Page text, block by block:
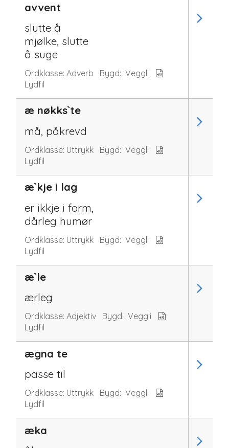
avvent
slutte å
mjølke, slutte
å suge
Ordklasse: Adverb Bygd: Veggli
Lydfil
æ nøkks`te
må, påkrevd
Ordklasse: Uttrykk Bygd: Veggli
Lydfil
æ`kje i lag
er ikkje i form,
dårleg humør
Ordklasse: Uttrykk Bygd: Veggli
Lydfil
æ`le
ærleg
Ordklasse: Adjektiv Bygd: Veggli
Lydfil
ægna te
passe til
Ordklasse: Uttrykk Bygd: Veggli
Lydfil
æka